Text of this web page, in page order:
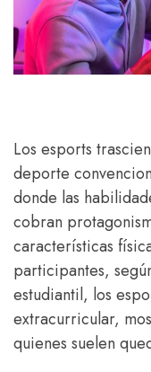
Los esports
deporte
donde las
cobran
características
participantes,
estudiantil, los
extracurricular,
quienes suelen